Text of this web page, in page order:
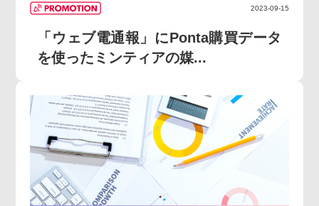
2023-09-15
「ウェブ電通報」にPonta購買データ
を使ったミンティアの媒...